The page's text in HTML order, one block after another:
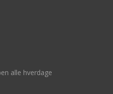
alle hverdage